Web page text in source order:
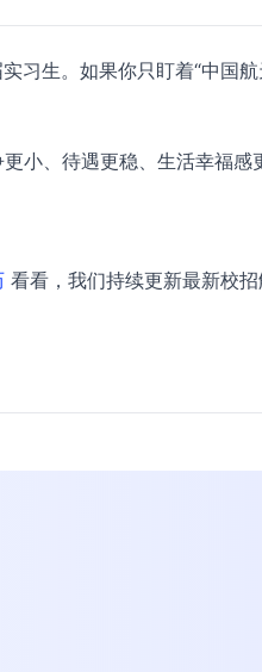
习生。如果你只盯着“中国航
小、待遇更稳、生活幸福感
看看，我们持续更新最新校